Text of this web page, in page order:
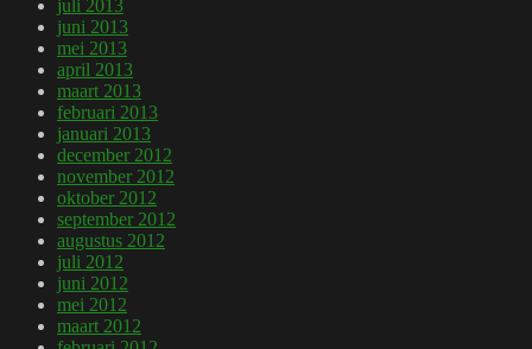
juli 2013
juni 2013
mei 2013
april 2013
maart 2013
februari 2013
januari 2013
december 2012
november 2012
oktober 2012
september 2012
augustus 2012
juli 2012
juni 2012
mei 2012
maart 2012